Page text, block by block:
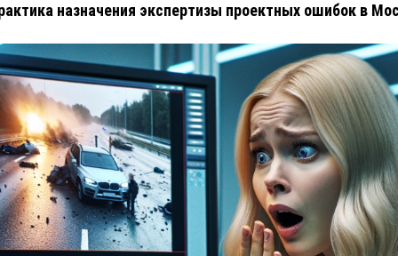
назначения экспертизы проектных ошибок в